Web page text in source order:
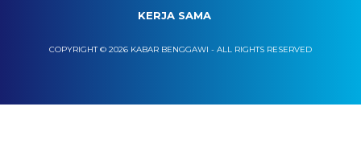
KERJA SAMA
COPYRIGHT © 2026 KABAR BENGGAWI - ALL RIGHTS RESERVED